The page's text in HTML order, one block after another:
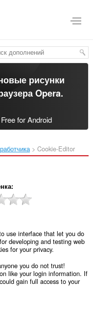
рисунки
Opera.
Free for Android
Cookie-Editor‎
use interface that let you do
developing and testing web
for your privacy.
you do not trust!
like your login information. If
gain full access to your